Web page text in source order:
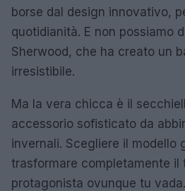
borse dal design innovativo,
quotidianità. E non possiamo
Sherwood, che ha creato un
irresistibile.
Ma la vera chicca è il
accessorio sofisticato da
invernali. Scegliere il modello
trasformare completamente il
protagonista ovunque tu